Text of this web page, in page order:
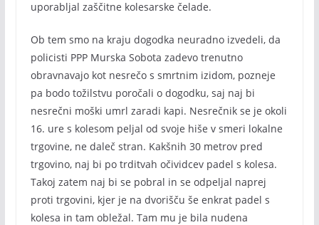
uporabljal zaščitne kolesarske čelade.
Ob tem smo na kraju dogodka neuradno izvedeli, da
policisti PPP Murska Sobota zadevo trenutno
obravnavajo kot nesrečo s smrtnim izidom, pozneje
pa bodo tožilstvu poročali o dogodku, saj naj bi
nesrečni moški umrl zaradi kapi. Nesrečnik se je okoli
16. ure s kolesom peljal od svoje hiše v smeri lokalne
trgovine, ne daleč stran. Kakšnih 30 metrov pred
trgovino, naj bi po trditvah očividcev padel s kolesa.
Takoj zatem naj bi se pobral in se odpeljal naprej
proti trgovini, kjer je na dvorišču še enkrat padel s
kolesa in tam obležal. Tam mu je bila nudena